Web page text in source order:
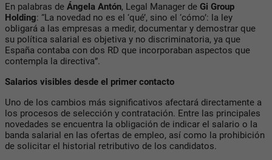
En palabras de Ángela Antón, Legal Manager de Gi Group
Holding: “La novedad no es el ‘qué’, sino el ‘cómo’: la ley
obligará a las empresas a medir, documentar y demostrar que
su política salarial es objetiva y no discriminatoria, ya que
España contaba con dos RD que incorporaban aspectos que
contempla la directiva”.
Salarios visibles desde el primer contacto
Uno de los cambios más significativos afectará directamente a
los procesos de selección y contratación. Entre las principales
novedades se encuentra la obligación de indicar el salario o la
banda salarial en las ofertas de empleo, así como la prohibición
de solicitar el historial retributivo de los candidatos.